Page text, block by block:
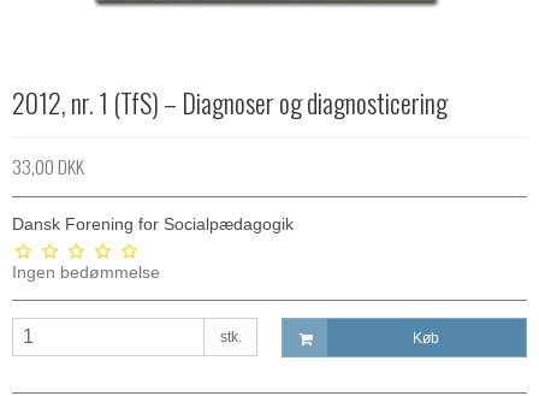
2012, nr. 1 (TfS) – Diagnoser og diagnosticering
33,00 DKK
Dansk Forening for Socialpædagogik
Ingen bedømmelse
stk. Køb